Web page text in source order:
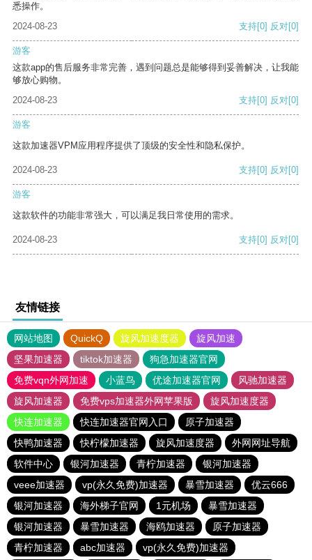
悉操作。
2024-08-23
支持[0] 反对[0]
游客
这款app的售后服务非常完善，遇到问题总是能够得到妥善解决，让我能
够放心购物。
2024-08-23
支持[0] 反对[0]
游客
这款加速器VPM应用程序提供了顶级的安全性和隐私保护。
2024-08-23 支持[0] 反对[0]
游客
这款软件的功能非常强大，可以满足我日常使用的需求。
2024-08-23 支持[0] 反对[0]
友情链接
网站地图 QuickQ 旋风加速度器
旋风加速
坚果加速器
tiktok加速器
狗急加速器官网
免费vqn外网加速
小蓝鸟 优途加速器官网
风驰加速器
旋风加速器
免费vps加速器外网苹果版
旋风加速度器
快连加速器
快连加速器官网入口
原子加速器
快鸭加速器
快柠檬加速器 旋风加速度器
外网网址导航
软件中心
银河加速器 青柠加速器
银河加速器
veee加速器
vp(永久免费)加速器 暴雪加速器
优云666
银河加速器
海外梯子官网 1元机场
暴雪加速器
银河加速器
暴雪加速器 海鸥加速器
原子加速器
青柠加速器
abc加速器 vp(永久免费)加速器